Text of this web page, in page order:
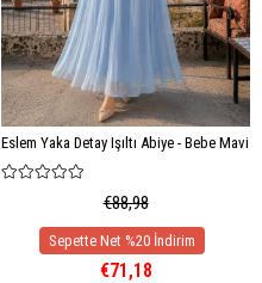
Eslem Yaka Detay Işıltı Abiye - Bebe Mavi
€88,98
€71,18